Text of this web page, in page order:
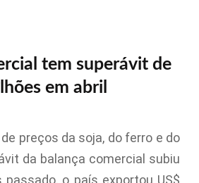
tem superávit de
em abril
preços da soja, do ferro e do
da balança comercial subiu
o país exportou US$